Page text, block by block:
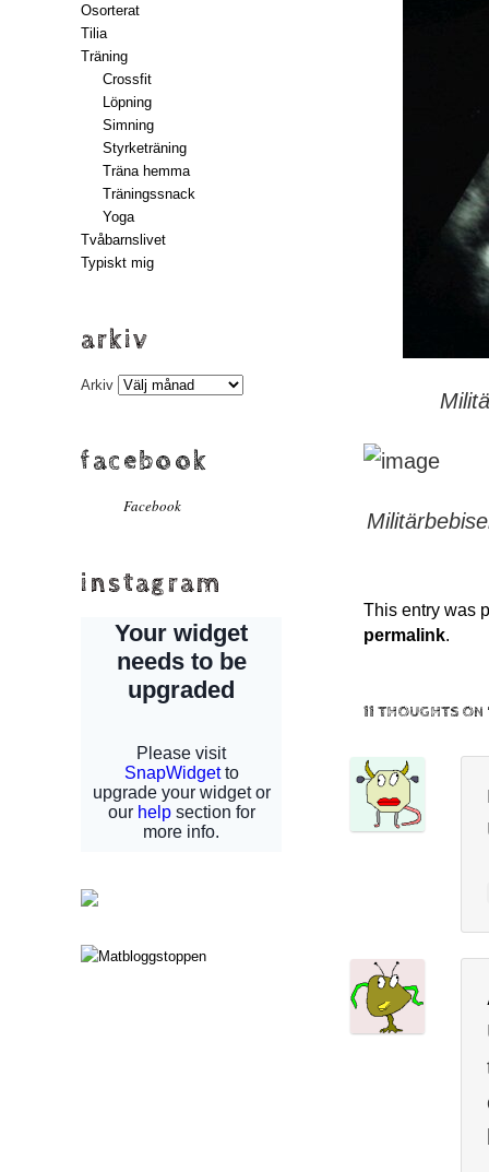
This entry was
permalink.
11 THOUGHTS ON
Osorterat
Tilia
Träning
Crossfit
Löpning
Simning
Styrketräning
Träna hemma
Träningssnack
Yoga
Tvåbarnslivet
Typiskt mig
arkiv
Arkiv
facebook
Facebook
instagram